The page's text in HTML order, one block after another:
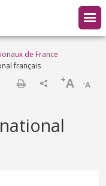
de France
français
-A
+A